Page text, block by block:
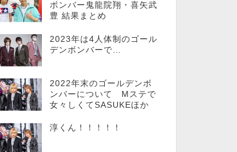
ボンバー鬼龍院翔・喜矢武
豊 結果まとめ
2023年は4人体制のゴール
デンボンバーで…
2022年末のゴールデンボ
ンバーについて Mステで
女々しくてSASUKEほか
淳くん！！！！！